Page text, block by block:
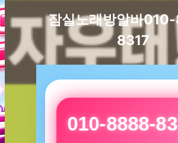
잠실노래방알바
8317
010-8888-